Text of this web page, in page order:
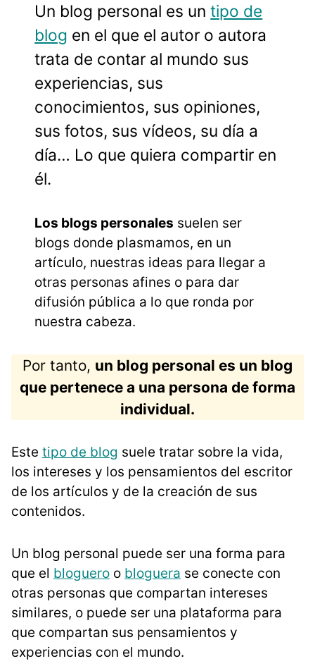
Un blog personal es untipo de
blog en el que el autor o autora
trata de contar al mundo sus
experiencias, sus
conocimientos, sus opiniones,
sus fotos, sus vídeos, su día a
día… Lo que quiera compartir en
él.
Los blogs personales suelen ser
blogs donde plasmamos, en un
artículo, nuestras ideas para llegar a
otras personas afines o para dar
difusión pública a lo que ronda por
nuestra cabeza.
Por tanto, un blog personal es un blog
que pertenece a una persona de forma
individual.
Este tipo de blog suele tratar sobre la vida,
los intereses y los pensamientos del escritor
de los artículos y de la creación de sus
contenidos.
Un blog personal puede ser una forma para
que el bloguero o bloguera se conecte con
otras personas que compartan intereses
similares, o puede ser una plataforma para
que compartan sus pensamientos y
experiencias con el mundo.